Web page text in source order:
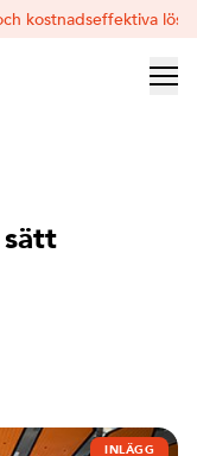
kostnadseffektiva
INLÄGG